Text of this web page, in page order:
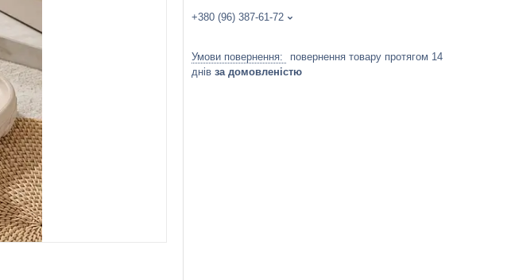
+380 (96) 387-61-72
повернення товару протягом 14
днів за домовленістю